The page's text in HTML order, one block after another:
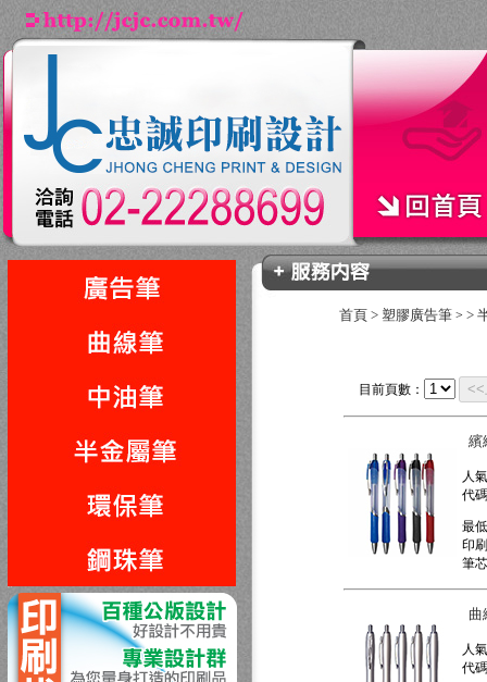
首頁 >塑膠廣告筆 >>
目前頁數： <<
繽
人
代
最
印
筆
曲
人
代